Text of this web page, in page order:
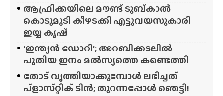
ആഫ്രിക്കയിലെ മൗണ്ട് ടുബ്‌കാൽ
കൊടുമുടി കീഴടക്കി എട്ടുവയസുകാരി
ഇയ്യ കൃഷ്
‘ഇന്ത്യൻ ഡോറി’; അറബിക്കടലിൽ
പുതിയ ഇനം മൽസ്യത്തെ കണ്ടെത്തി
തോട് വൃത്തിയാക്കുമ്പോൾ ലഭിച്ചത്
പ്‌ളാസ്‌റ്റിക് ടിൻ; തുറന്നപ്പോൾ ഞെട്ടി!